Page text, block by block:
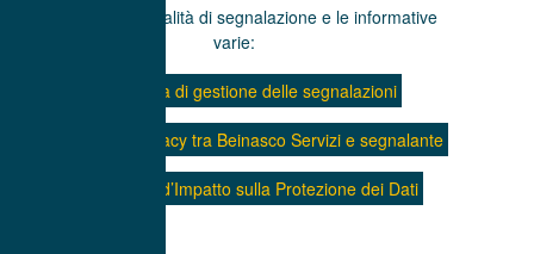
Di seguito le modalità di segnalazione e le informative
varie:
1. Procedura di gestione delle segnalazioni
2. Informativa privacy tra Beinasco Servizi e segnalante
3. Valutazione d’Impatto sulla Protezione dei Dati